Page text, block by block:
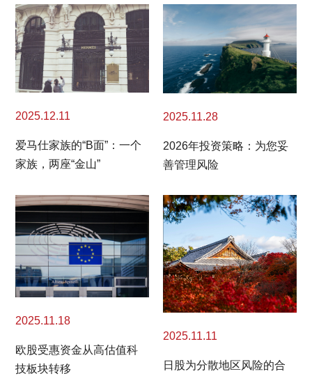
2025.12.11
爱马仕家族的“B面”：一个
家族，两座“金山”
2025.11.28
2026年投资策略：为您妥
善管理风险
2025.11.18
欧股受惠资金从高估值科
技板块转移
2025.11.11
日股为分散地区风险的合